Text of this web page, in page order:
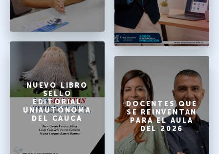
NUEVO LIBRO
SELLO
EDITORIAL
UNIAUTÓNOMA
DEL CAUCA
DOCENTES QUE
SE REINVENTAN
PARA EL AULA
DEL 2026